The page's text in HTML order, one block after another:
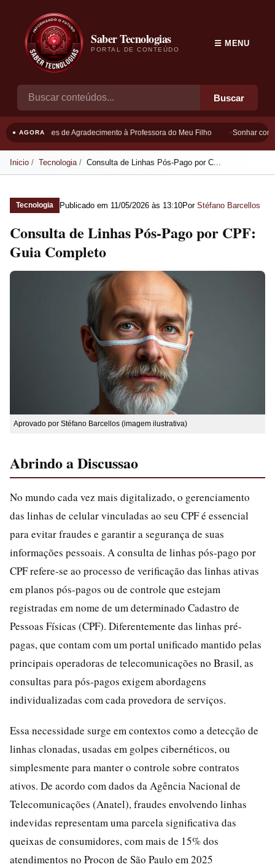
Saber Tecnologias
PORTAL DE CONTEÚDO
Buscar
☰ MENU
● AGORAFrases de Agradecimento à Professora do Meu Filho Sonhar com
Inicio Tecnologia Consulta de Linhas Pós-Pago por C...
Tecnologia Publicado em 11/05/2026 às 13:10Por Stéfano Barcellos
Consulta de Linhas Pós-Pago por CPF:
Guia Completo
Aprovado por Stéfano Barcellos (imagem ilustrativa)
Abrindo a Discussao
No mundo cada vez mais digitalizado, o gerenciamento
das linhas de celular vinculadas ao seu CPF é essencial
para evitar fraudes e garantir a segurança de suas
informações pessoais. A consulta de linhas pós-pago por
CPF refere-se ao processo de verificação das linhas ativas
em planos pós-pagos ou de controle que estejam
registradas em nome de um determinado Cadastro de
Pessoas Físicas (CPF). Diferentemente das linhas pré-
pagas, que contam com um portal unificado mantido pelas
principais operadoras de telecomunicações no Brasil, as
consultas para pós-pagos exigem abordagens
individualizadas com cada provedora de serviços.
Essa necessidade surge em contextos como a detecção de
linhas clonadas, usadas em golpes cibernéticos, ou
simplesmente para manter o controle sobre contratos
ativos. De acordo com dados da Agência Nacional de
Telecomunicações (Anatel), fraudes envolvendo linhas
indevidas representam uma parcela significativa das
queixas de consumidores, com mais de 15% dos
atendimentos no Procon de São Paulo em 2025